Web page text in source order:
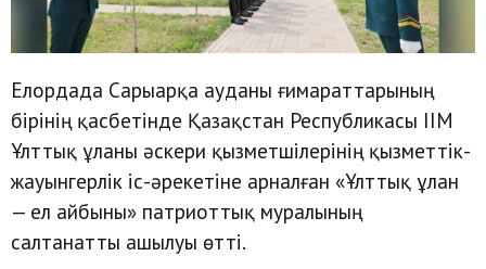
Елордада Сарыарқа ауданы ғимараттарының
бірінің қасбетінде Қазақстан Республикасы ІІМ
Ұлттық ұланы әскери қызметшілерінің қызметтік-
жауынгерлік іс-әрекетіне арналған «Ұлттық ұлан
— ел айбыны» патриоттық муралының
салтанатты ашылуы өтті.